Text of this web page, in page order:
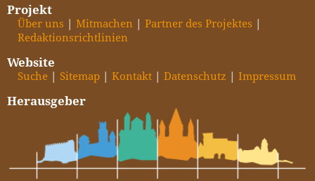
Projekt
Über uns Mitmachen
Partner des Projektes
Redaktionsrichtlinien
Website
Suche Sitemap Kontakt Datenschutz Impressum
Herausgeber